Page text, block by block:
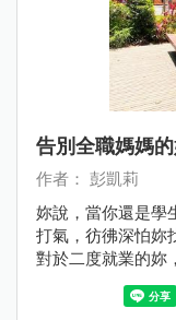
告別全職媽媽
作者： 彭凱莉
妳說，當你還是學
打氣，彷彿深怕妳
對於二度就業的妳
找了一份喜歡且
活和感受。妳問